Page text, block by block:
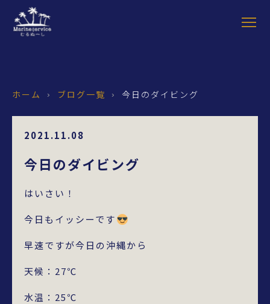
ホーム › ブログ一覧 › 今日のダイビング
2021.11.08
今日のダイビング
はいさい！
今日もイッシーです
早速ですが今日の沖縄から
天候：27℃
水温：25℃